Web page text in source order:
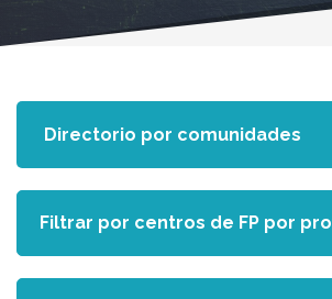
Filtrar por centros de FP por